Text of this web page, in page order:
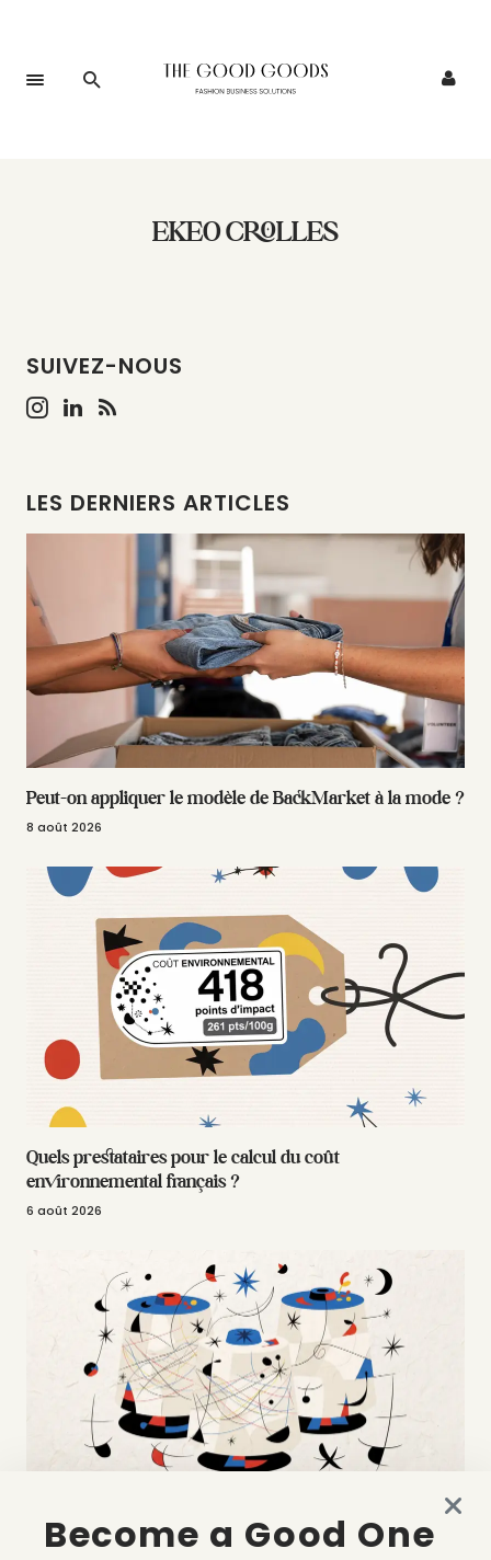
EKEO CROLLES
SUIVEZ-NOUS
LES DERNIERS ARTICLES
Peut-on appliquer le modèle de BackMarket à la mode ?
8 août 2026
Quels prestataires pour le calcul du coût
environnemental français ?
6 août 2026
Made in France en 2026 : accessible, semi-automatisé et
à la carte
Become a Good One